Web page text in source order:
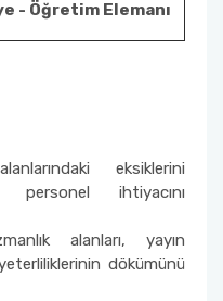
- Öğretim Elemanı
eksiklerini
personel ihtiyacını
alanları, yayın
dökümünü